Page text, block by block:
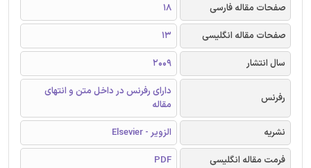
صفحات مقاله فارسی
18
صفحات مقاله انگلیسی
13
سال انتشار
2009
رفرنس
دارای رفرنس در داخل متن و انتهای
مقاله
نشریه
الزویر - Elsevier
فرمت مقاله انگلیسی
PDF